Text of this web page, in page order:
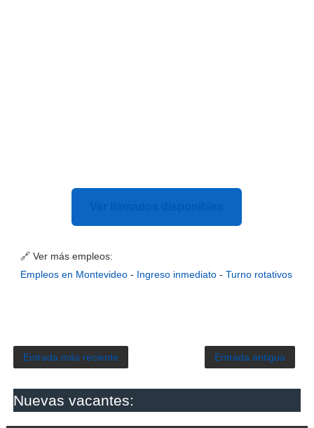
🔗 Ver más empleos:
Empleos en Montevideo- Ingreso inmediato- Turno rotativos
Entrada más reciente Entrada antigua
Nuevas vacantes: